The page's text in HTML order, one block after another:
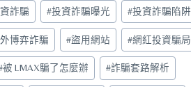
詐騙 #投資詐騙曝光 #投資詐騙陷阱
博弈詐騙 #盜用網站 #網紅投資騙局
被 LMAX騙了怎麼辦 #詐騙套路解析